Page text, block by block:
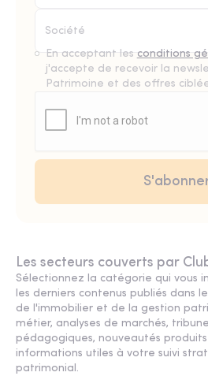
En acceptant les conditions
j'accepte de recevoir la
Patrimoine et des offres
Les secteurs couverts par
Sélectionnez la catégorie qui vous
les derniers contenus publiés dans
de l'immobilier et de la gestion
métier, analyses de marchés,
pédagogiques, nouveautés produits
informations utiles à votre suivi
patrimonial.